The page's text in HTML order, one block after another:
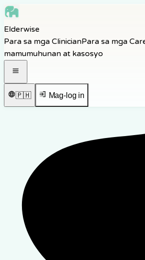
Skip to navigation
Skip to footer
Elderwise
Para sa mga ClinicianPara sa mga
mamumuhunan at kasosyo
🇵🇭 Mag-log in